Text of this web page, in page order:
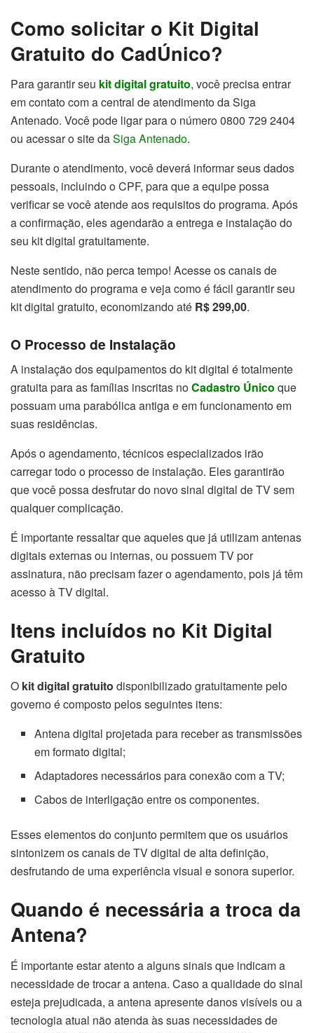
Como solicitar o Kit Digital
Gratuito do CadÚnico?
Para garantir seu kit digital gratuito, você precisa entrar
em contato com a central de atendimento da Siga
Antenado. Você pode ligar para o número 0800 729 2404
ou acessar o site daSiga Antenado.
Durante o atendimento, você deverá informar seus dados
pessoais, incluindo o CPF, para que a equipe possa
verificar se você atende aos requisitos do programa. Após
a confirmação, eles agendarão a entrega e instalação do
seu kit digital gratuitamente.
Neste sentido, não perca tempo! Acesse os canais de
atendimento do programa e veja como é fácil garantir seu
kit digital gratuito, economizando até R$ 299,00.
O Processo de Instalação
A instalação dos equipamentos do kit digital é totalmente
gratuita para as famílias inscritas noCadastro Único que
possuam uma parabólica antiga e em funcionamento em
suas residências.
Após o agendamento, técnicos especializados irão
carregar todo o processo de instalação. Eles garantirão
que você possa desfrutar do novo sinal digital de TV sem
qualquer complicação.
É importante ressaltar que aqueles que já utilizam antenas
digitais externas ou internas, ou possuem TV por
assinatura, não precisam fazer o agendamento, pois já têm
acesso à TV digital.
Itens incluídos no Kit Digital
Gratuito
O kit digital gratuito disponibilizado gratuitamente pelo
governo é composto pelos seguintes itens:
Antena digital projetada para receber as transmissões
em formato digital;
Adaptadores necessários para conexão com a TV;
Cabos de interligação entre os componentes.
Esses elementos do conjunto permitem que os usuários
sintonizem os canais de TV digital de alta definição,
desfrutando de uma experiência visual e sonora superior.
Quando é necessária a troca da
Antena?
É importante estar atento a alguns sinais que indicam a
necessidade de trocar a antena. Caso a qualidade do sinal
esteja prejudicada, a antena apresente danos visíveis ou a
tecnologia atual não atenda às suas necessidades de